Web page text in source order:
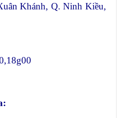
Khánh, Q. Ninh Kiều,